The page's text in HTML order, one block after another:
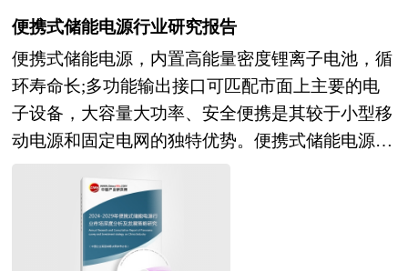
本研究咨询报告由中研普华咨询公司领衔撰写，在
大量周密的市场调研基础上，主要依据了国家统计
局、国家商务部、国家发改委、国家经济信息中
心、国务院发展研究中心、国家海关总署、全国商
业信息中心、中国经济景气监测中心、中国行业研
享充电宝行业研究单位等公布和提供的大量资料。
报告对我国共享充电宝行业的供需状况、发展现
状、子行业发展变化等进行了分析，重点分析了国
内外共享充电宝行业的发展现状、如何面对行业的
架构分析体系。让您全面、准确地把握整个煤矿机
权威！报告根据煤矿机器人行业的发展轨迹及多年
的实践经验，对中国煤矿机器人行业的内外部环
境、行业发展现状、产业链发展状况、市场供需、
竞争格局、标杆企业、发展趋势、机会风险、发展
策略与投资建议等进行了分析，并重点分析了我国
煤矿机器人行业将面临的机遇与挑战，对煤矿机器
人行业未来的发展趋势及前景作出审慎分析与预
测。是煤矿机器人企业、学术科研单位、投资企业
便携式储能电源行业研究报告
便携式储能电源，内置高能量密度锂离子电池，循
环寿命长;多功能输出接口可匹配市面上主要的电
子设备，大容量大功率、安全便携是其较于小型移
动电源和固定电网的独特优势。便携式储能电源是
一种采用环保电芯打造而成的新能源系统。便携式
储能电源广泛应用于环保、通信、消防、电力、旅
游、家庭储能等领域。解决了户外用电的问题，方
便了人们的工作和生活，便携式储能电源最大的特